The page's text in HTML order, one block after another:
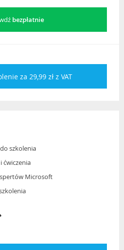
bezpłatnie
za 29,99 zł z VAT
szkolenia
ćwiczenia
Microsoft